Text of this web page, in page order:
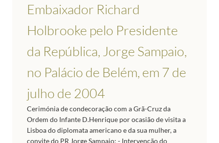
Embaixador Richard
Holbrooke pelo Presidente
da República, Jorge Sampaio,
no Palácio de Belém, em 7 de
julho de 2004
Cerimónia de condecoração com a Grã-Cruz da
Ordem do Infante D.Henrique por ocasião de visita a
Lisboa do diplomata americano e da sua mulher, a
convite do PR Jorge Sampaio: - Intervenção do